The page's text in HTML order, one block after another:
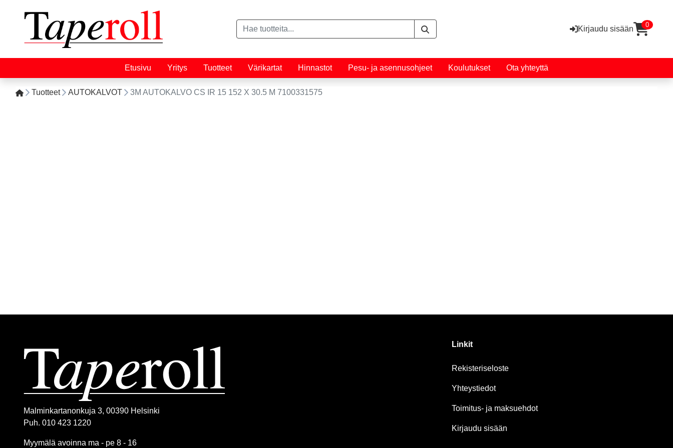
Kirjaudu sisään 0
Etusivu Yritys Tuotteet Värikartat Hinnastot Pesu- ja asennusohjeet Koulutukset Ota yhteyttä
Tuotteet AUTOKALVOT 3M AUTOKALVO CS IR 15 152 X 30.5 M 7100331575
Malminkartanonkuja 3, 00390 Helsinki
Puh. 010 423 1220
Myymälä avoinna ma - pe 8 - 16
Linkit
Rekisteriseloste
Yhteystiedot
Toimitus- ja maksuehdot
Kirjaudu sisään